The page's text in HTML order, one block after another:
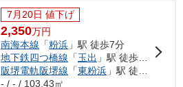
7月20日 値下げ
2,350万円
南海本線 「粉浜 」駅 徒歩7分
地下鉄四つ橋線 「玉出 」駅 徒歩12分
阪堺電軌阪堺線 「東粉浜 」駅 徒歩10分
- / - / 103.43㎡